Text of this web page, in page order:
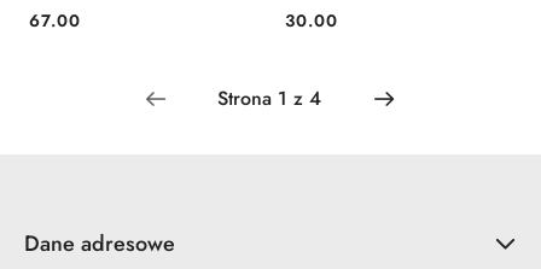
Cena:
67.00
niebieski
Cena:
30.00
Dane adresowe